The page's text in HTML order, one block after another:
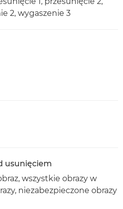
2, wygaszenie 3
usunięciem
wszystkie obrazy w
niezabezpieczone obrazy